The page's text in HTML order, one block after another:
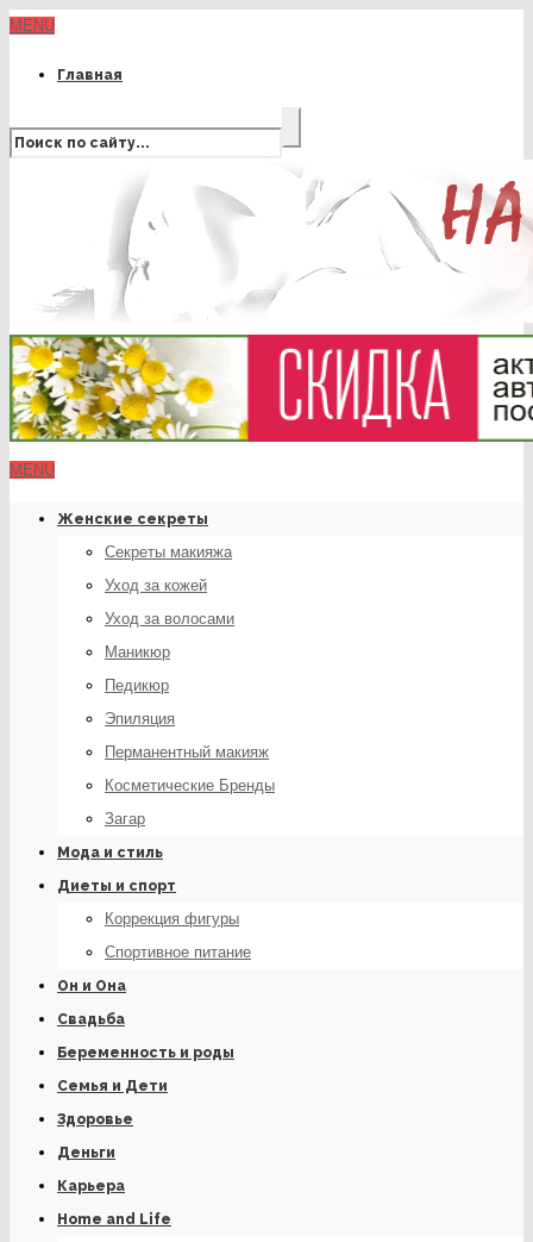
MENU
Главная
MENU
Женские секреты
Секреты макияжа
Уход за кожей
Уход за волосами
Маникюр
Педикюр
Эпиляция
Перманентный макияж
Косметические Бренды
Загар
Мода и стиль
Диеты и спорт
Коррекция фигуры
Спортивное питание
Он и Она
Свадьба
Беременность и роды
Семья и Дети
Здоровье
Деньги
Карьера
Home and Life